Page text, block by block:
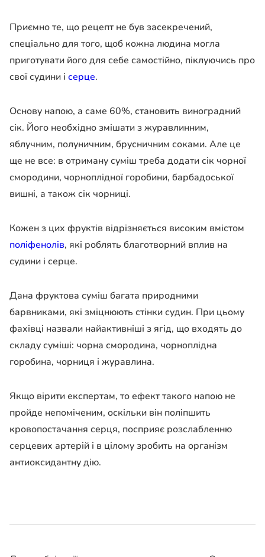
Приємно те, що рецепт не був засекречений,
спеціально для того, щоб кожна людина могла
приготувати його для себе самостійно, піклуючись про
свої судини і серце.
Основу напою, а саме 60%, становить виноградний
сік. Його необхідно змішати з журавлинним,
яблучним, полуничним, брусничним соками. Але це
ще не все: в отриману суміш треба додати сік чорної
смородини, чорноплідної горобини, барбадоської
вишні, а також сік чорниці.
Кожен з цих фруктів відрізняється високим вмістом
поліфенолів, які роблять благотворний вплив на
судини і серце.
Дана фруктова суміш багата природними
барвниками, які зміцнюють стінки судин. При цьому
фахівці назвали найактивніші з ягід, що входять до
складу суміші: чорна смородина, чорноплідна
горобина, чорниця і журавлина.
Якщо вірити експертам, то ефект такого напою не
пройде непоміченим, оскільки він поліпшить
кровопостачання серця, посприяє розслабленню
серцевих артерій і в цілому зробить на організм
антиоксидантну дію.